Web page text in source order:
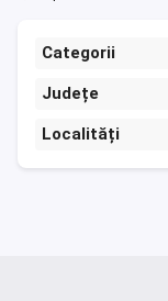
Categorii
Județe
Localități